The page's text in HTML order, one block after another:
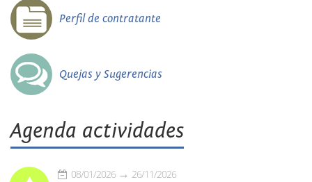
Perfil de contratante
Quejas y Sugerencias
Agenda actividades
08/01/2026 26/11/2026